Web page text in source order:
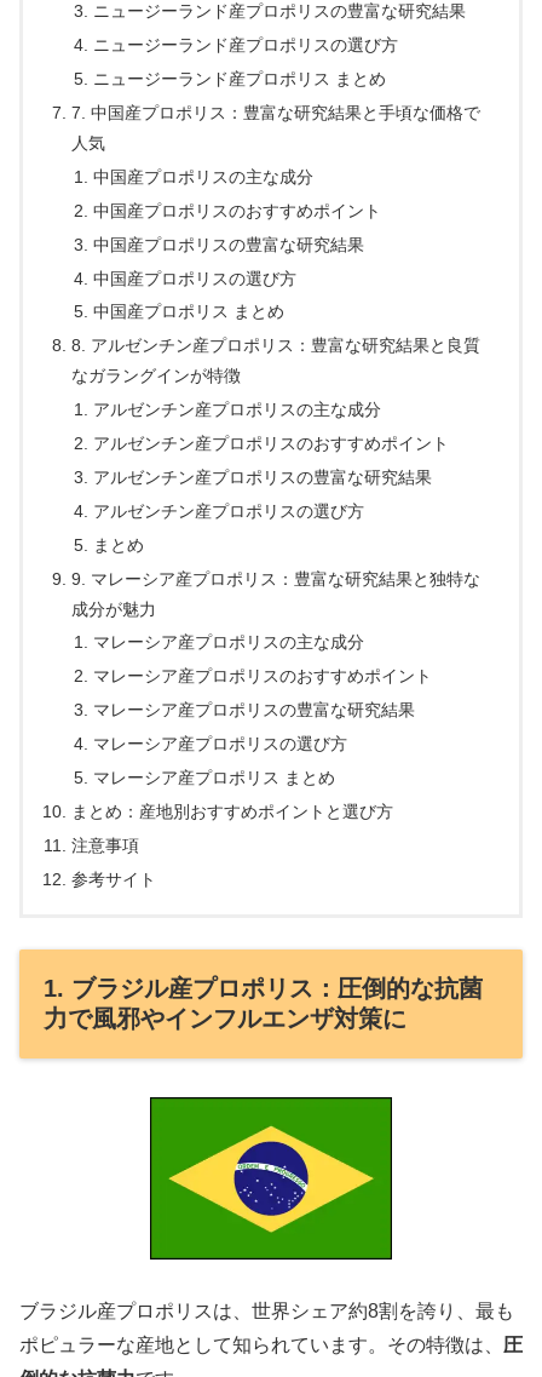
ニュージーランド産プロポリスの豊富な研究結果
ニュージーランド産プロポリスの選び方
ニュージーランド産プロポリス まとめ
7. 中国産プロポリス：豊富な研究結果と手頃な価格で
人気
中国産プロポリスの主な成分
中国産プロポリスのおすすめポイント
中国産プロポリスの豊富な研究結果
中国産プロポリスの選び方
中国産プロポリス まとめ
8. アルゼンチン産プロポリス：豊富な研究結果と良質
なガラングインが特徴
アルゼンチン産プロポリスの主な成分
アルゼンチン産プロポリスのおすすめポイント
アルゼンチン産プロポリスの豊富な研究結果
アルゼンチン産プロポリスの選び方
まとめ
9. マレーシア産プロポリス：豊富な研究結果と独特な
成分が魅力
マレーシア産プロポリスの主な成分
マレーシア産プロポリスのおすすめポイント
マレーシア産プロポリスの豊富な研究結果
マレーシア産プロポリスの選び方
マレーシア産プロポリス まとめ
まとめ：産地別おすすめポイントと選び方
注意事項
参考サイト
1. ブラジル産プロポリス：圧倒的な抗菌
力で風邪やインフルエンザ対策に
ブラジル産プロポリスは、世界シェア約8割を誇り、最も
ポピュラーな産地として知られています。その特徴は、 圧